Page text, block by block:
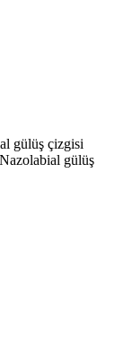
gülüş çizgisi
gülüş